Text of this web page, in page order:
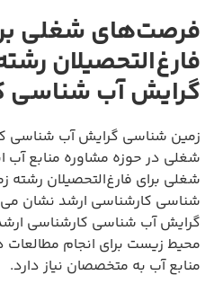
فرصت‌های شغلی
فارغ‌التحصیلان
گرایش آب شناسی
زمین شناسی گرایش آب شناسی
شغلی در حوزه مشاوره منابع
شغلی برای فارغ‌التحصیلان
شناسی کارشناسی ارشد نشان
گرایش آب شناسی کارشناسی
محیط زیست برای انجام مطالعات
منابع آب به متخصصان نیاز دارد.